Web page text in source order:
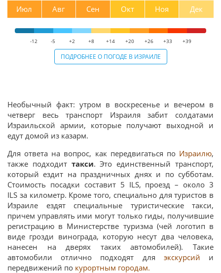
Июл
Авг Сен Окт Ноя Дек
-12 -5 +2 +8 +14 +20 +26 +33 +39
ПОДРОБНЕЕ О ПОГОДЕ В ИЗРАИЛЕ
Необычный факт: утром в воскресенье и вечером в
четверг весь транспорт Израиля забит солдатами
Израильской армии, которые получают выходной и
едут домой из казарм.
Для ответа на вопрос, как передвигаться по Израилю,
также подходит такси. Это единственный транспорт,
который ездит на праздничных днях и по субботам.
Стоимость посадки составит 5 ILS, проезд – около 3
ILS за километр. Кроме того, специально для туристов в
Израиле ездят специальные туристические такси,
причем управлять ими могут только гиды, получившие
регистрацию в Министерстве туризма (чей логотип в
виде грозди винограда, которую несут два человека,
нанесен на дверях таких автомобилей). Такие
автомобили отлично подходят для экскурсий и
передвижений по курортным городам.